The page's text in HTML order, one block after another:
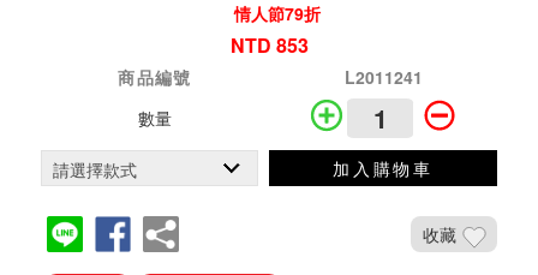
情人節79折
NTD 853
商品編號
L2011241
數量
加入購物車
收藏